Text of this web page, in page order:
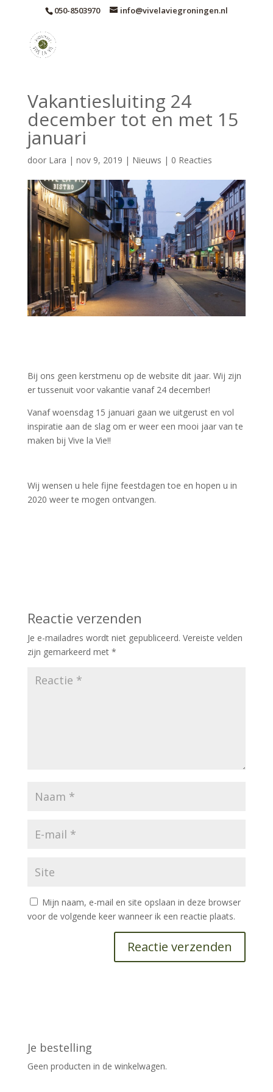
050-8503970 info@vivelaviegroningen.nl
Vakantiesluiting 24
december tot en met 15
januari
door Lara | nov 9, 2019 | Nieuws | 0 Reacties
Bij ons geen kerstmenu op de website dit jaar. Wij zijn
er tussenuit voor vakantie vanaf 24 december!
Vanaf woensdag 15 januari gaan we uitgerust en vol
inspiratie aan de slag om er weer een mooi jaar van te
maken bij Vive la Vie!!
Wij wensen u hele fijne feestdagen toe en hopen u in
2020 weer te mogen ontvangen.
Reactie verzenden
Je e-mailadres wordt niet gepubliceerd. Vereiste velden
zijn gemarkeerd met *
Mijn naam, e-mail en site opslaan in deze browser
voor de volgende keer wanneer ik een reactie plaats.
Je bestelling
Geen producten in de winkelwagen.